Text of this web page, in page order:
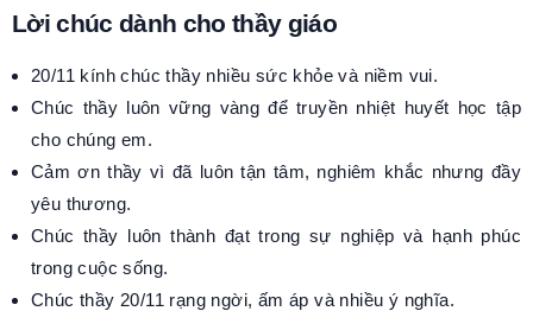
Lời chúc dành cho thầy giáo
20/11 kính chúc thầy nhiều sức khỏe và niềm vui.
Chúc thầy luôn vững vàng để truyền nhiệt huyết học tập
cho chúng em.
Cảm ơn thầy vì đã luôn tận tâm, nghiêm khắc nhưng đầy
yêu thương.
Chúc thầy luôn thành đạt trong sự nghiệp và hạnh phúc
trong cuộc sống.
Chúc thầy 20/11 rạng ngời, ấm áp và nhiều ý nghĩa.